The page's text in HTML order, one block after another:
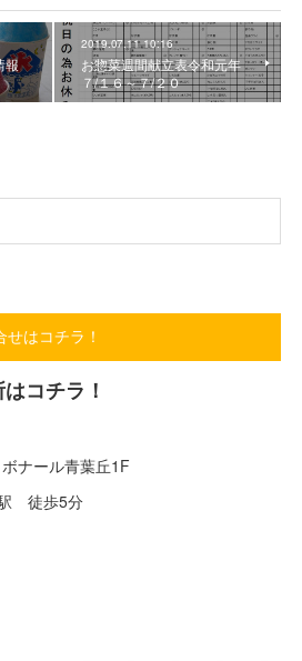
報
2019.07.11 10:16
お惣菜週間献立表令和元年
７/１６～７/２０
はコチラ！
コチラ！
ナール青葉丘1F
徒歩5分